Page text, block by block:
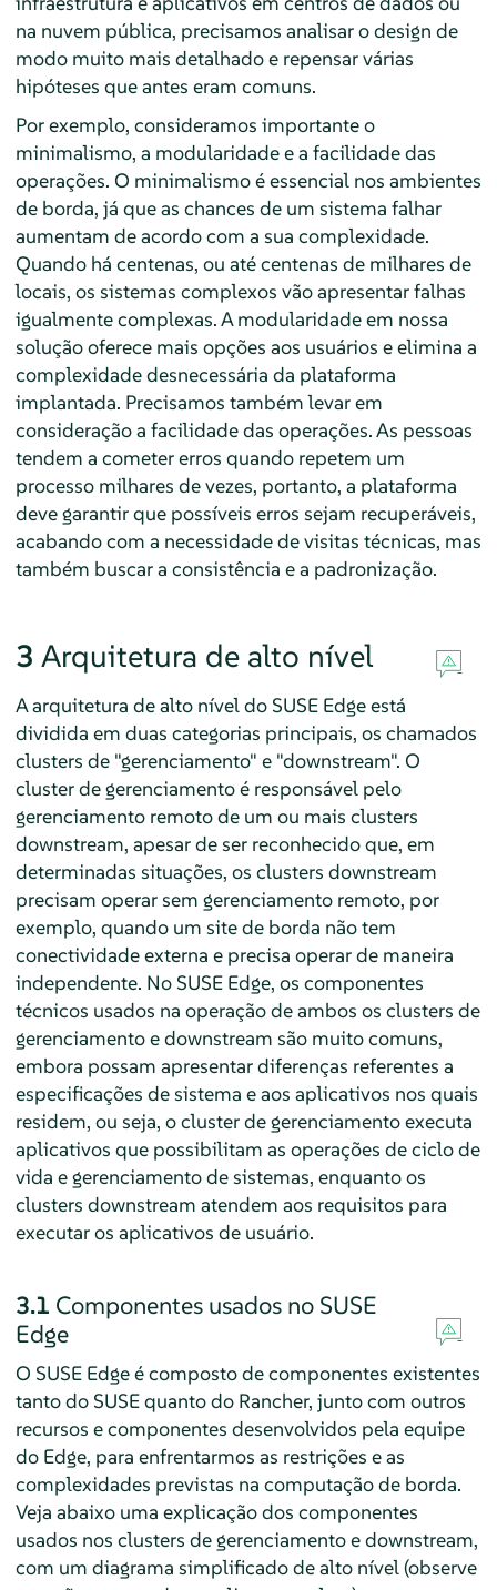
na nuvem pública, precisamos analisar o design de
modo muito mais detalhado e repensar várias
hipóteses que antes eram comuns.
Por exemplo, consideramos importante o
minimalismo, a modularidade e a facilidade das
operações. O minimalismo é essencial nos ambientes
de borda, já que as chances de um sistema falhar
aumentam de acordo com a sua complexidade.
Quando há centenas, ou até centenas de milhares de
locais, os sistemas complexos vão apresentar falhas
igualmente complexas. A modularidade em nossa
solução oferece mais opções aos usuários e elimina a
complexidade desnecessária da plataforma
implantada. Precisamos também levar em
consideração a facilidade das operações. As pessoas
tendem a cometer erros quando repetem um
processo milhares de vezes, portanto, a plataforma
deve garantir que possíveis erros sejam recuperáveis,
acabando com a necessidade de visitas técnicas, mas
também buscar a consistência e a padronização.
3 Arquitetura de alto nível
A arquitetura de alto nível do SUSE Edge está
dividida em duas categorias principais, os chamados
clusters de "gerenciamento" e "downstream". O
cluster de gerenciamento é responsável pelo
gerenciamento remoto de um ou mais clusters
downstream, apesar de ser reconhecido que, em
determinadas situações, os clusters downstream
precisam operar sem gerenciamento remoto, por
exemplo, quando um site de borda não tem
conectividade externa e precisa operar de maneira
independente. No SUSE Edge, os componentes
técnicos usados na operação de ambos os clusters de
gerenciamento e downstream são muito comuns,
embora possam apresentar diferenças referentes a
especificações de sistema e aos aplicativos nos quais
residem, ou seja, o cluster de gerenciamento executa
aplicativos que possibilitam as operações de ciclo de
vida e gerenciamento de sistemas, enquanto os
clusters downstream atendem aos requisitos para
executar os aplicativos de usuário.
3.1 Componentes usados no SUSE
Edge
O SUSE Edge é composto de componentes existentes
tanto do SUSE quanto do Rancher, junto com outros
recursos e componentes desenvolvidos pela equipe
do Edge, para enfrentarmos as restrições e as
complexidades previstas na computação de borda.
Veja abaixo uma explicação dos componentes
usados nos clusters de gerenciamento e downstream,
com um diagrama simplificado de alto nível (observe